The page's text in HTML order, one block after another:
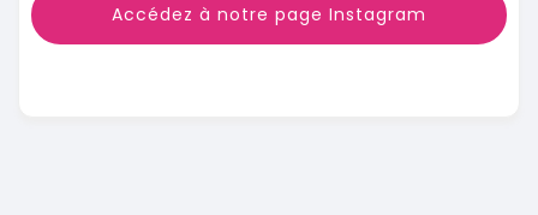
Accédez à notre page Instagram